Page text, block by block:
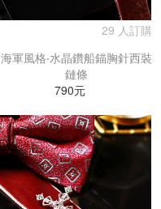
29 人訂購
海軍風格‧水晶鑽船錨胸針西裝
鏈條
790元